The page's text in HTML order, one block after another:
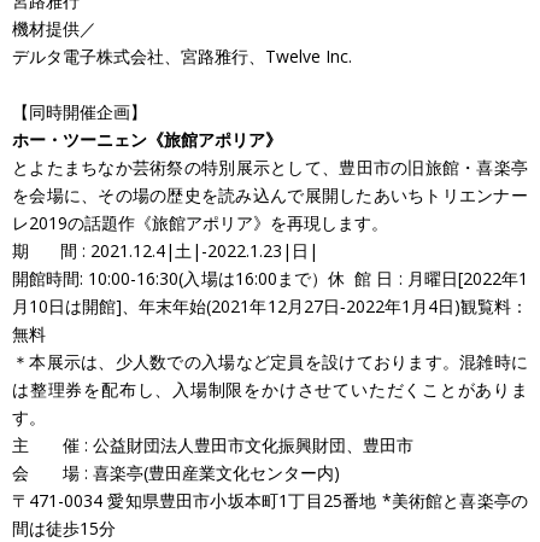
機材提供／
デルタ電子株式会社、宮路雅行、Twelve Inc.
【同時開催企画】
ホー・ツーニェン《旅館アポリア》
とよたまちなか芸術祭の特別展示として、豊田市の旧旅館・喜楽亭
を会場に、その場の歴史を読み込んで展開したあいちトリエンナー
レ2019の話題作《旅館アポリア》を再現します。
期 間 : 2021.12.4|土|-2022.1.23|日|
開館時間: 10:00-16:30(入場は16:00まで）休 館 日 : 月曜日[2022年1
月10日は開館]、年末年始(2021年12月27日‐2022年1月4日)観覧料：
無料
＊本展示は、少人数での入場など定員を設けております。混雑時に
は整理券を配布し、入場制限をかけさせていただくことがありま
す。
主 催 : 公益財団法人豊田市文化振興財団、豊田市
会 場 : 喜楽亭(豊田産業文化センター内)
〒471-0034 愛知県豊田市小坂本町1丁目25番地 *美術館と喜楽亭の
間は徒歩15分